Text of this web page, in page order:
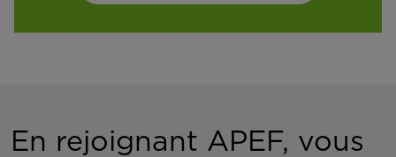
En rejoignant APEF, vous